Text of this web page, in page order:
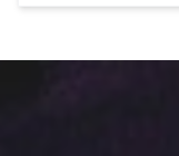
为工厂定制的独立